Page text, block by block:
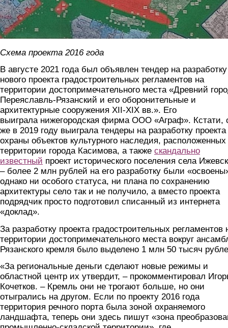
Схема проекта 2016 года
В августе 2021 года был объявлен тендер на разработку
нового проекта градостроительных регламентов на
территории достопримечательного места «Древний
Переяславль-Рязанский и его оборонительные и
архитектурные сооружения XII-XIX вв.». Его
выиграла нижегородская фирма ООО «Аграф». Кстати,
же в 2019 году выиграла тендеры на разработку проекта
охраны объектов культурного наследия, расположенных
территории города Касимова, а также скандально
известный проект исторического поселения села
– более 2 млн рублей на его разработку были
однако ни особого статуса, ни плана по сохранению
архитектуры село так и не получило, а вместо проекта
подрядчик просто подготовил списанный из интернета
«доклад».
За разработку проекта градостроительных регламентов
территории достопримечательного места вокруг
Рязанского кремля было выделено 1 млн 50 тысяч
«За региональные деньги сделают новые режимы и
областной центр их утвердит, – прокомментировал
Кочетков. – Кремль они не трогают больше, но они
отыгрались на другом. Если по проекту 2016 года
территория речного порта была зоной охраняемого
ландшафта, теперь они здесь пишут «зона